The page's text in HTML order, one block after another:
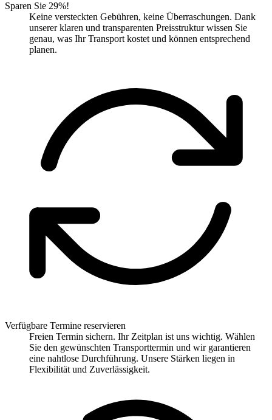
Sparen Sie 29%!
Keine versteckten Gebühren, keine Überraschungen. Dank
unserer klaren und transparenten Preisstruktur wissen Sie
genau, was Ihr Transport kostet und können entsprechend
planen.
Verfügbare Termine reservieren
Freien Termin sichern. Ihr Zeitplan ist uns wichtig. Wählen
Sie den gewünschten Transporttermin und wir garantieren
eine nahtlose Durchführung. Unsere Stärken liegen in
Flexibilität und Zuverlässigkeit.